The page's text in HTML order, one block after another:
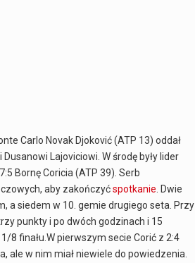
Carlo Novak Djoković (ATP 13) oddał
Lajoviciowi. W środę były lider
Bornę Coricia (ATP 39). Serb
aby zakończyćspotkanie . Dwie
a siedem w 10. gemie drugiego seta. Przy
punkty i po dwóch godzinach i 15
8 finału.W pierwszym secie Corić z 2:4
ale w nim miał niewiele do powiedzenia.